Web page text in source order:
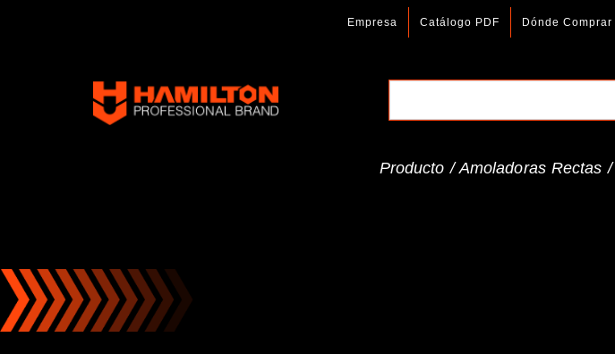
Empresa Catálogo PDF Dónde Comprar
Producto /Amoladoras Rectas /